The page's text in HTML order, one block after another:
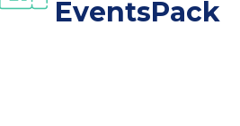
EventsPack